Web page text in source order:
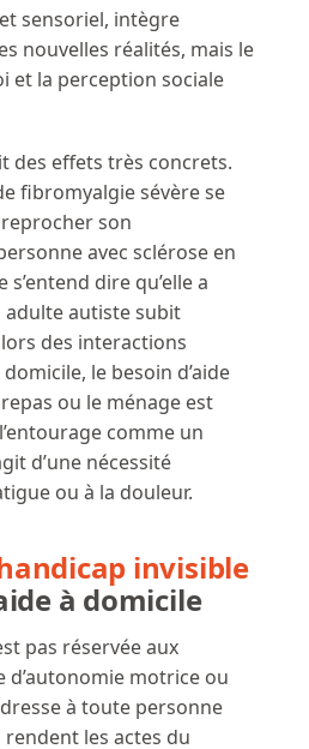
sensoriel, intègre
nouvelles réalités, mais le
et la perception sociale
des effets très concrets.
fibromyalgie sévère se
son
avec sclérose en
dire qu’elle a
adulte autiste subit
des interactions
le besoin d’aide
ou le ménage est
comme un
d’une nécessité
ou à la douleur.
invisible
à domicile
pas réservée aux
d’autonomie motrice ou
à toute personne
les actes du